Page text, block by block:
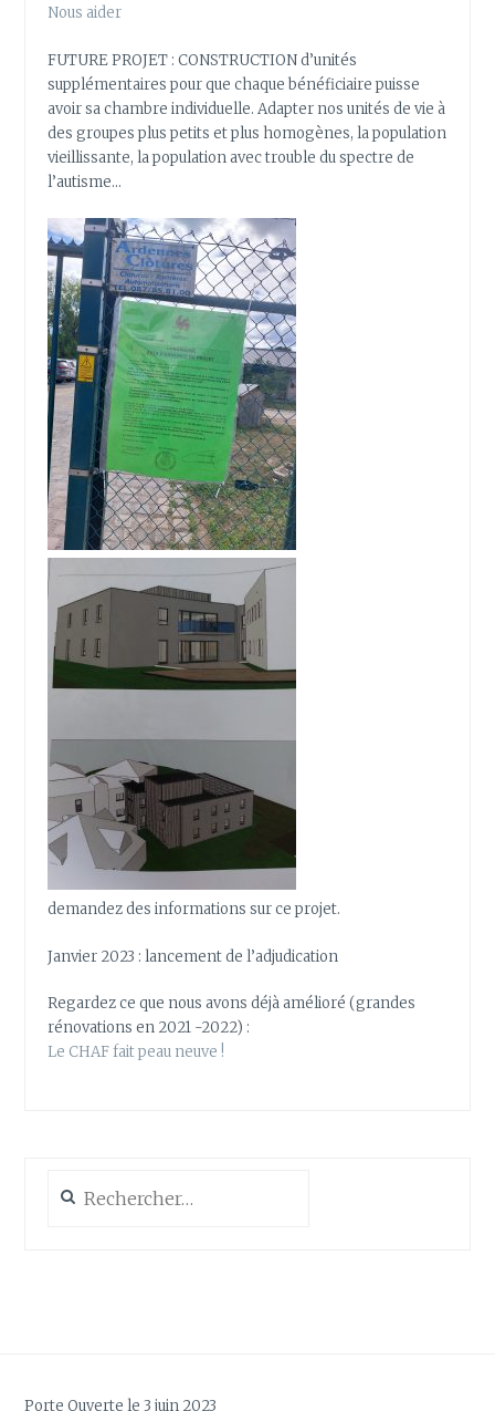
Nous aider
FUTURE PROJET : CONSTRUCTION d’unités
supplémentaires pour que chaque bénéficiaire puisse
avoir sa chambre individuelle. Adapter nos unités de vie à
des groupes plus petits et plus homogènes, la population
vieillissante, la population avec trouble du spectre de
l’autisme…
demandez des informations sur ce projet.
Janvier 2023 : lancement de l’adjudication
Regardez ce que nous avons déjà amélioré (grandes
rénovations en 2021 -2022) :
Le CHAF fait peau neuve !
Porte Ouverte le 3 juin 2023